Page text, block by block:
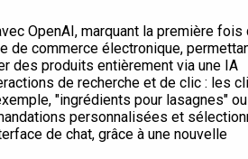
OpenAI, marquant la première fois
de commerce électronique,
des produits entièrement via une IA
de recherche et de clic : les
"ingrédients pour lasagnes" ou
personnalisées et
de chat, grâce à une nouvelle